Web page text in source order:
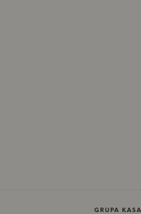
GRUPA